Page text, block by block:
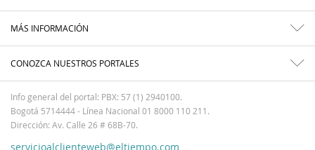
MÁS INFORMACIÓN
CONOZCA NUESTROS PORTALES
Info general del portal: PBX: 57 (1) 2940100.
Bogotá 5714444 - Línea Nacional 01 8000 110 211.
Dirección: Av. Calle 26 # 68B-70.
servicioalclienteweb@eltiempo.com